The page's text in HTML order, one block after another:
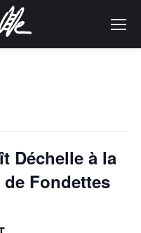
Déchelle à la
Fondettes